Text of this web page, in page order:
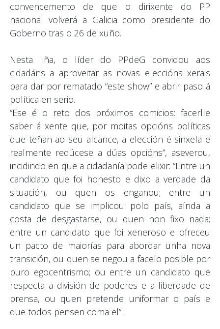
convencemento de que o dirixente do PP
nacional volverá a Galicia como presidente do
Goberno tras o 26 de xuño.
Nesta liña, o líder do PPdeG convidou aos
cidadáns a aproveitar as novas eleccións xerais
para dar por rematado “este show” e abrir paso á
política en serio.
“Ese é o reto dos próximos comicios: facerlle
saber á xente que, por moitas opcións políticas
que teñan ao seu alcance, a elección é sinxela e
realmente redúcese a dúas opcións”, aseverou,
incidindo en que a cidadanía pode elixir: “Entre un
candidato que foi honesto e dixo a verdade da
situación, ou quen os enganou; entre un
candidato que se implicou polo país, aínda a
costa de desgastarse, ou quen non fixo nada;
entre un candidato que foi xeneroso e ofreceu
un pacto de maiorías para abordar unha nova
transición, ou quen se negou a facelo posible por
puro egocentrismo; ou entre un candidato que
respecta a división de poderes e a liberdade de
prensa, ou quen pretende uniformar o país e
que todos pensen coma el”.